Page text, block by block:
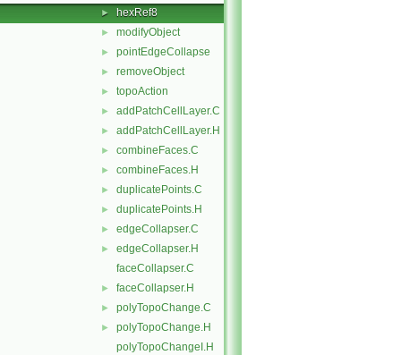
► hexRef8
► modifyObject
► pointEdgeCollapse
► removeObject
► topoAction
► addPatchCellLayer.C
► addPatchCellLayer.H
► combineFaces.C
► combineFaces.H
► duplicatePoints.C
► duplicatePoints.H
► edgeCollapser.C
►
edgeCollapser.H
faceCollapser.C
► faceCollapser.H
► polyTopoChange.C
►
polyTopoChange.H
polyTopoChangeI.H